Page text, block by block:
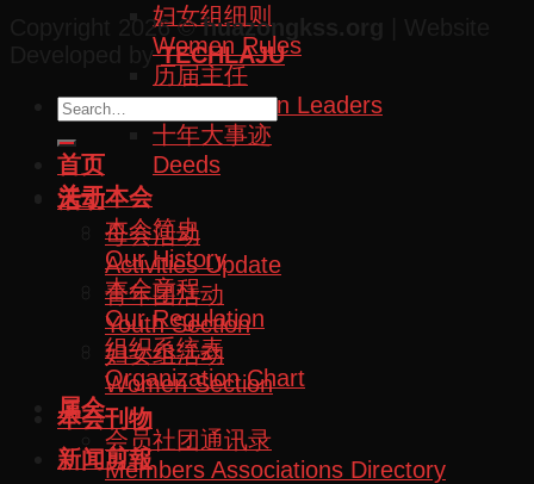
妇女组细则
Women Rules
历届主任
Past Women Leaders
十年大事迹
Deeds
活动
母会活动
Activities Update
青年团活动
Youth Section
妇女组活动
Women Section
本会刊物
新闻剪報
Copyright 2026 ©huazongkss.org
Developed byTECHLAJU
首页
关于本会
本会简史
Our History
本会章程
Our Regulation
组织系统表
Organization Chart
属会
会员社团通讯录
Members Associations Directory